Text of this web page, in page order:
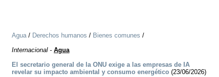
Agua/ Derechos humanos / Bienes comunes /
Internacional - Agua
El secretario general de la ONU exige a las empresas de IA
revelar su impacto ambiental y consumo energético (23/06/2026)